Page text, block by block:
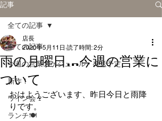
記事
全ての記事
今週の営業スケジュール・発送予定
新作！
ワイン会🍷
ランチ🍽
全ての記事
雨の月曜日…今週の営業に
ついて
店長
2020年5月11日 読了時間: 2分
おはようございます、昨日今日と雨降
りです。